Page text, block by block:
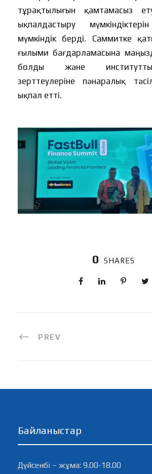
тұрақтылығын қамтамасыз
ықпалдастыру
мүмкіндік берді. Саммитке
ғылыми бағдарламасына
болды және
зерттеулеріне пәнаралық
ықпал етті.
0 SHARES
PREV
Байланыстар
Дүйсенбі – жұма: 9.00-18.00